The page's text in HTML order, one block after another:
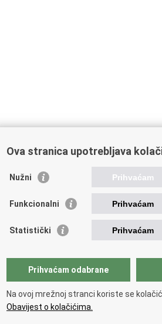
Važne poveznice
Predsjednik RH
Hrvatski Sabor
Pučki pravobranitelj
Ova stranica upotrebljava
Nužni Prihvaćam
Funkcionalni Prihvaćam
Statistički Prihvaćam
Prihvaćam odabrane
Na ovoj mrežnoj stranci koriste se
Obavijest o kolačićima.